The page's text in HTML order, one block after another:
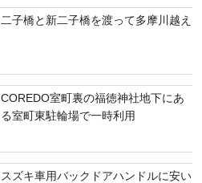
二子橋と新二子橋を渡って多摩川越え
COREDO室町裏の福徳神社地下にあ
る室町東駐輪場で一時利用
スズキ車用バックドアハンドルに安い